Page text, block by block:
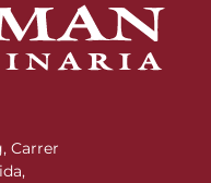
Carrer